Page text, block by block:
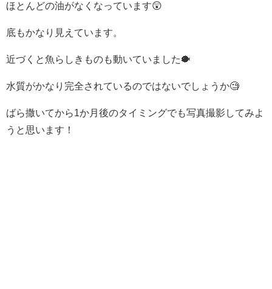
ほとんどの油がなくなっています😲
底もかなり見えています。
近づくと魚らしきものも動いていました🐡
水質がかなり完全されているのではないでしょうか🧐
ばら撒いてから1か月後のタイミングでも写真撮影してみよ
うと思います！